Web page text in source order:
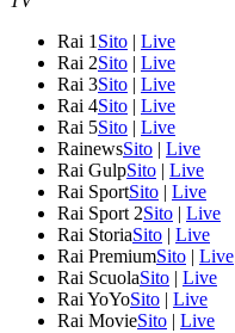
Rai 1 Sito | Live
Rai 2Sito | Live
Rai 3Sito | Live
Rai 4Sito | Live
Rai 5Sito | Live
RainewsSito | Live
Rai GulpSito | Live
Rai SportSito | Live
Rai Sport 2Sito | Live
Rai StoriaSito | Live
Rai PremiumSito | Live
Rai ScuolaSito | Live
Rai YoYoSito | Live
Rai MovieSito | Live